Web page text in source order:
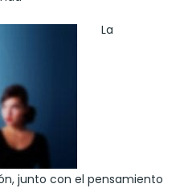
La
junto con el pensamiento